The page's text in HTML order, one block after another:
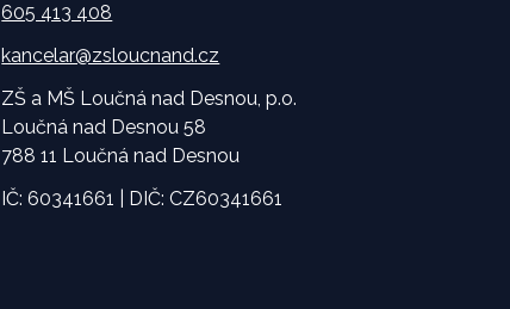
605 413 408
kancelar@zsloucnand.cz
ZŠ a MŠ Loučná nad Desnou, p.o.
Loučná nad Desnou 58
788 11 Loučná nad Desnou
IČ: 60341661 | DIČ: CZ60341661